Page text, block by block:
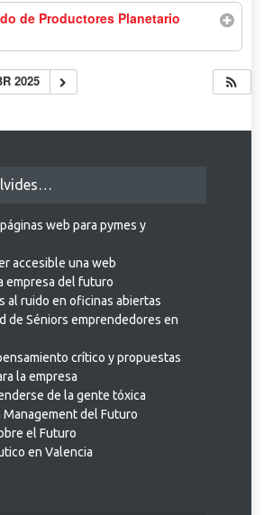
de Productores Planetario
2025
web para pymes y
accesible una web
empresa del futuro
al ruido en oficinas abiertas
de Séniors emprendedores en
crítico y propuestas
la empresa
de la gente tóxica
Management del Futuro
el Futuro
en Valencia